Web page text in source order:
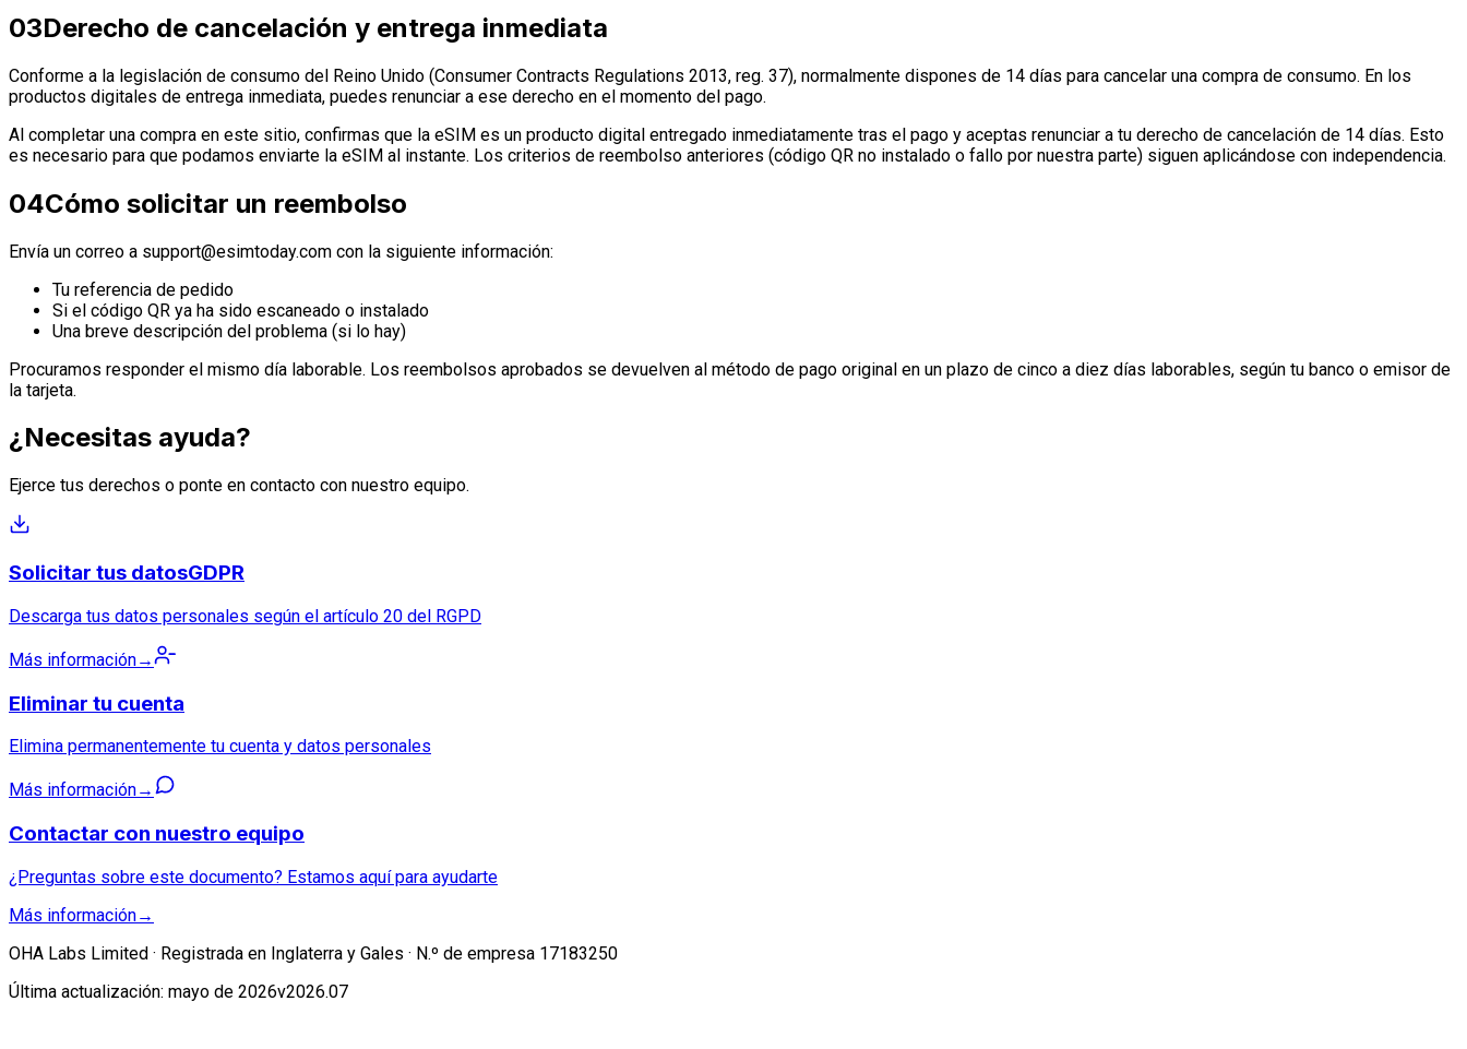
03Derecho de cancelación y entrega inmediata
Conforme a la legislación de consumo del Reino Unido (Consumer Contracts Regulations 2013, reg. 37), normalmente dispones de 14 días para cancelar una compra de consumo. En los
productos digitales de entrega inmediata, puedes renunciar a ese derecho en el momento del pago.
Al completar una compra en este sitio, confirmas que la eSIM es un producto digital entregado inmediatamente tras el pago y aceptas renunciar a tu derecho de cancelación de 14 días. Esto
es necesario para que podamos enviarte la eSIM al instante. Los criterios de reembolso anteriores (código QR no instalado o fallo por nuestra parte) siguen aplicándose con independencia.
04Cómo solicitar un reembolso
Envía un correo a support@esimtoday.com con la siguiente información:
Tu referencia de pedido
Si el código QR ya ha sido escaneado o instalado
Una breve descripción del problema (si lo hay)
Procuramos responder el mismo día laborable. Los reembolsos aprobados se devuelven al método de pago original en un plazo de cinco a diez días laborables, según tu banco o emisor de
la tarjeta.
¿Necesitas ayuda?
Ejerce tus derechos o ponte en contacto con nuestro equipo.
Solicitar tus datosGDPR
Descarga tus datos personales según el artículo 20 del RGPD
Más información→
Eliminar tu cuenta
Elimina permanentemente tu cuenta y datos personales
Más información→
Contactar con nuestro equipo
¿Preguntas sobre este documento? Estamos aquí para ayudarte
Más información→
OHA Labs Limited · Registrada en Inglaterra y Gales · N.º de empresa 17183250
Última actualización: mayo de 2026v2026.07